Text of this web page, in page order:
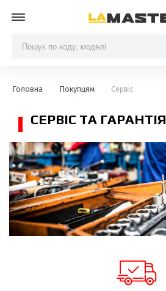
Головна Покупцям Сервіс
СЕРВІС ТА ГАРАНТІЯ